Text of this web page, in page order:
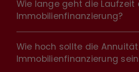
Wie lange geht die Laufzeit
Immobilienfinanzierung?
Wie hoch sollte die
Immobilienfinanzierung